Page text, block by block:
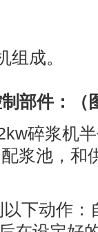
成。
部件：（
碎浆机半
浆池，和
动作：